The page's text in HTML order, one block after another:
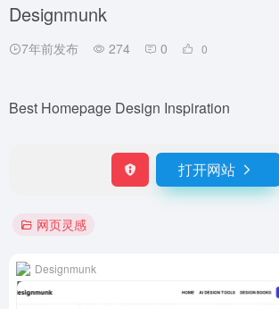
Designmunk
7年前发布 274 0 0
Best Homepage Design Inspiration
打开网站
网页灵感
Designmunk